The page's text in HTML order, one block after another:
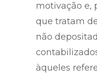
motivação e,
que tratam
não
àqueles